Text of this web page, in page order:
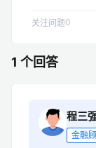
关注问题0
1 个回答
程三
金融